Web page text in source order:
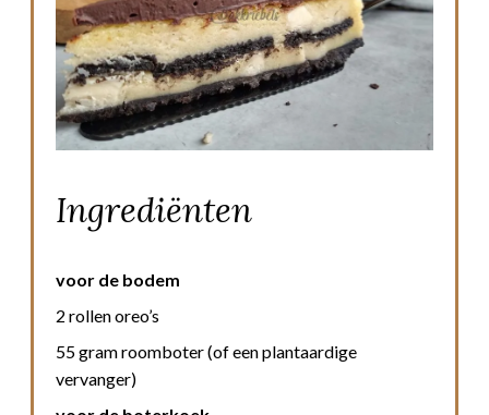
Ingrediënten
voor de bodem
2 rollen oreo’s
55 gram roomboter (of een plantaardige
vervanger)